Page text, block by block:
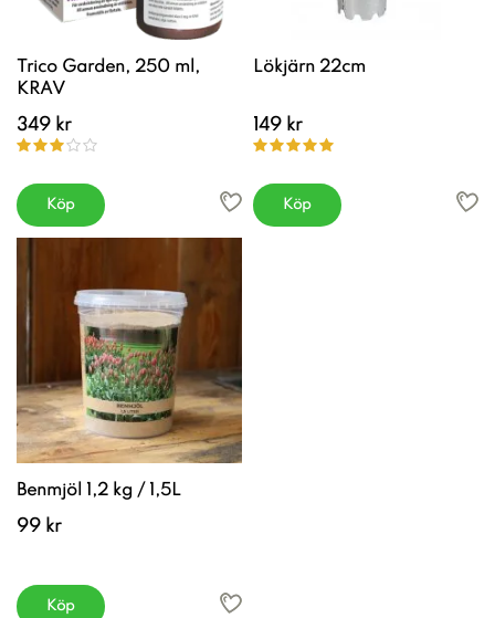
Trico Garden, 250 ml,
KRAV
349 kr
Köp
Lökjärn 22cm
149 kr
Köp
Benmjöl 1,2 kg / 1,5L
99 kr
Köp